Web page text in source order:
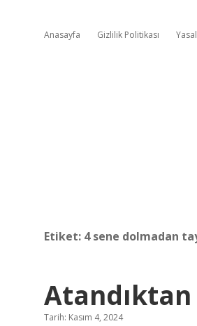
Anasayfa Gizlilik Politikası
Etiket: 4 sene dolmadan
Tarih: Kasım 4, 2024